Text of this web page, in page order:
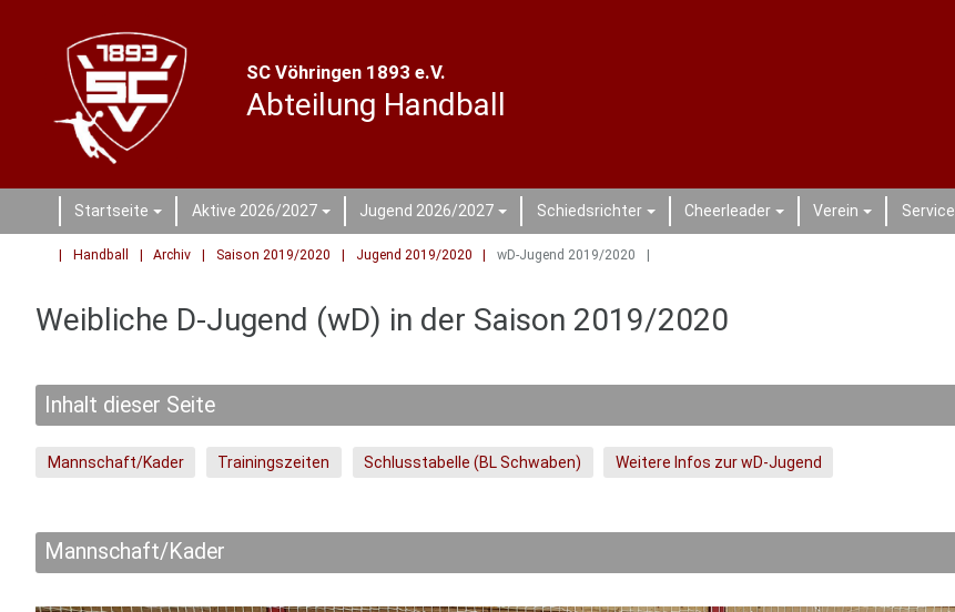
SC Vöhringen 1893 e.V.
Abteilung Handball
+
Startseite
+
Aktive 2026/2027
+
Jugend 2026/2027
+
Schiedsrichter
+
Cheerleader
+
Verein Service
Handball Archiv Saison 2019/2020 Jugend 2019/2020 wD-Jugend 2019/2020
Weibliche D-Jugend (wD) in der Saison 2019/2020
Inhalt dieser Seite
Mannschaft/Kader Trainingszeiten Schlusstabelle (BL Schwaben) Weitere Infos zur wD-Jugend
Mannschaft/Kader